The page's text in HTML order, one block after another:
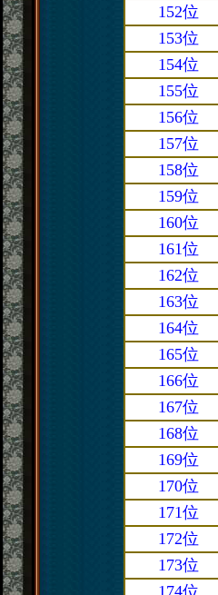
152位
153位
154位
155位
156位
157位
158位
159位
160位
161位
162位
163位
164位
165位
166位
167位
168位
169位
170位
171位
172位
173位
174位